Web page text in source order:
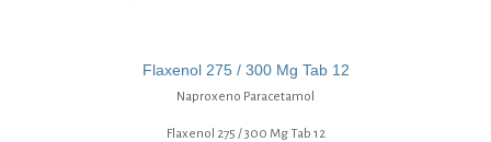
Flaxenol 275 / 300 Mg Tab 12
Naproxeno Paracetamol
Flaxenol 275 / 300 Mg Tab 12